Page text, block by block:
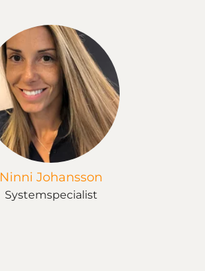
Ninni Johansson
Systemspecialist